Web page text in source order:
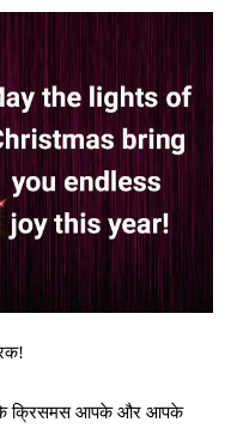
कि क्रिसमस आपके और आपके